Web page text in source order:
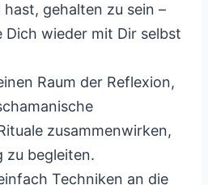
hast, gehalten zu sein –
wieder mit Dir selbst
Raum der Reflexion,
zusammenwirken,
zu begleiten.
Techniken an die